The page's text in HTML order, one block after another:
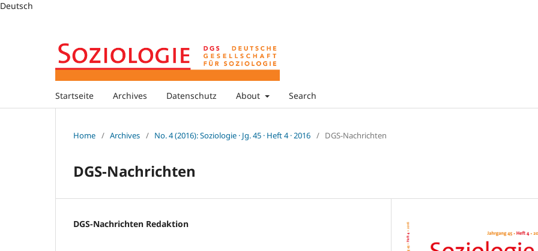
Deutsch
Startseite Archives Datenschutz About Search
Home / Archives / No. 4 (2016): Soziologie · Jg. 45 · Heft 4 · 2016 / DGS-Nachrichten
DGS-Nachrichten
DGS-Nachrichten Redaktion